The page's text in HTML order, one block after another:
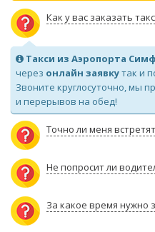
Как у вас заказать
Такси из Аэропорта
через онлайн заявкутак и
Звоните круглосуточно, мы
и перерывов на обед!
Точно ли меня
Не попросит ли
За какое время нужно